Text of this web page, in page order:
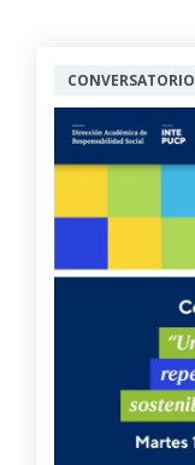
CONVERSATORIO